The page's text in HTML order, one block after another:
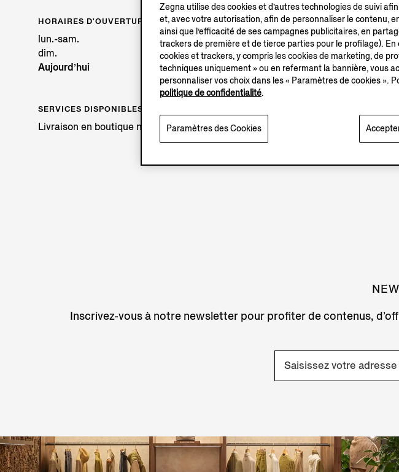
HORAIRES D'OUVERTURE
lun.-sam.
10.00-21.00
dim.
11.00-18.00
Aujourd’hui
Ouverte jusqu’à 21:00
SERVICES DISPONIBLES
Livraison en boutique non disponible.
Inscrivez-vous à notre newsletter pour profiter de contenus,
Zegna utilise des cookies et d’autres technologies de suivi
et, avec votre autorisation, afin de personnaliser le contenu,
ainsi que l’efficacité de ses campagnes publicitaires, en
trackers de première et de tierce parties pour le profilage).
cookies et trackers, y compris les cookies de marketing, de
techniques uniquement » ou en refermant la bannière, vous
personnaliser vos choix dans les « Paramètres de cookies ».
politique de confidentialité.
Paramètres des Cookies